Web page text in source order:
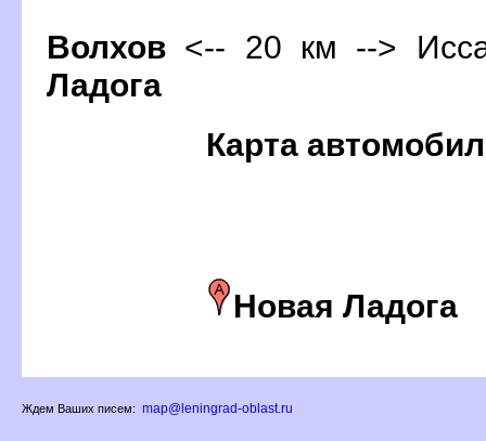
олхо <-- 20 км -->
Ладога
Карта
Новая Ладога
Ждем Ваших писем: map@leningrad-oblast.ru